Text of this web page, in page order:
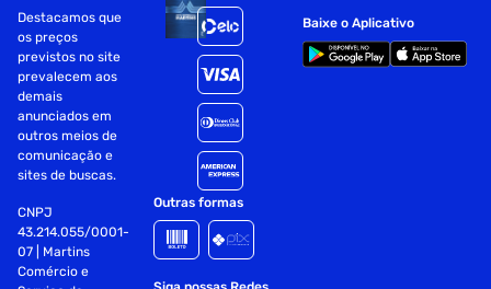
Destacamos que
os preços
previstos no site
prevalecem aos
demais
anunciados em
outros meios de
comunicação e
sites de buscas.
CNPJ
43.214.055/0001-
07 | Martins
Comércio e
Outras formas
Baixe o Aplicativo